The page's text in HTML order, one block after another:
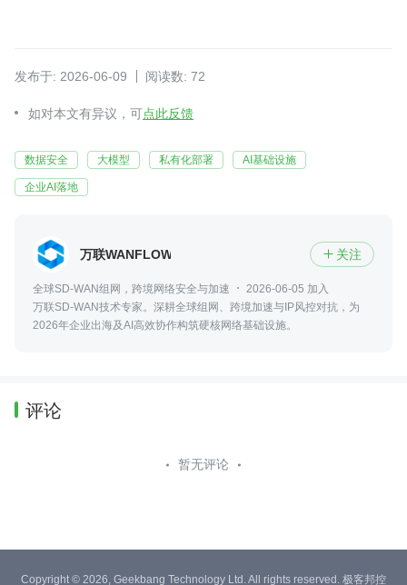
发布于: 2026-06-09 阅读数: 72
如对本文有异议，可点此反馈
数据安全 大模型 私有化部署 AI基础设施
企业AI落地
万联WANFLOW  关注
全球SD-WAN组网，跨境网络安全与加速
2026-06-05 加入
万联SD-WAN技术专家。深耕全球组网、跨境加速与IP风控对抗，为
2026年企业出海及AI高效协作构筑硬核网络基础设施。
评论
暂无评论
Copyright © 2026, Geekbang Technology Ltd. All rights reserved. 极客邦控